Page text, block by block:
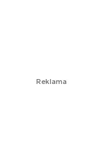
Reklama